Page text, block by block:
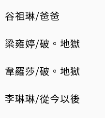
谷祖琳/爸爸
梁雍婷/破。地獄
韋羅莎/破。地獄
李琳琳/從今以後